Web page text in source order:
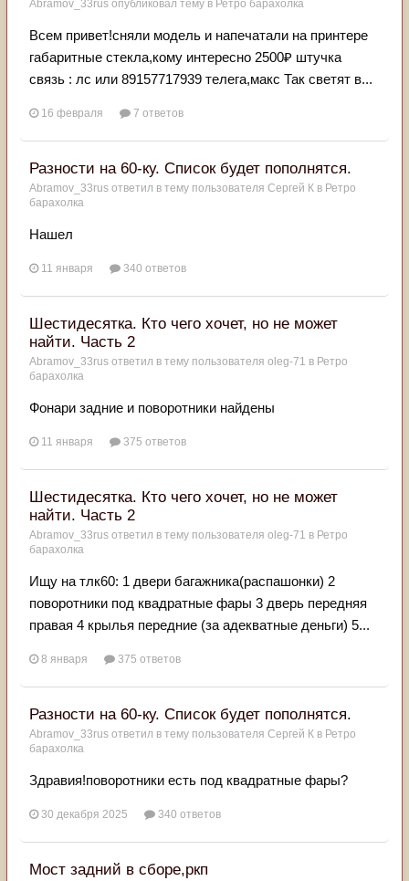
Abramov_33rus опубликовал тему в Ретро барахолка
Всем привет!сняли модель и напечатали на принтере
габаритные стекла,кому интересно 2500₽ штучка
связь : лс или 89157717939 телега,макс Так светят в...
16 февраля 7 ответов
Разности на 60-ку. Список будет пополнятся.
Abramov_33rus ответил в тему пользователя Сергей К в Ретро
барахолка
Нашел
11 января 340 ответов
Шестидесятка. Кто чего хочет, но не может
найти. Часть 2
Abramov_33rus ответил в тему пользователя oleg-71 в Ретро
барахолка
Фонари задние и поворотники найдены
11 января 375 ответов
Шестидесятка. Кто чего хочет, но не может
найти. Часть 2
Abramov_33rus ответил в тему пользователя oleg-71 в Ретро
барахолка
Ищу на тлк60: 1 двери багажника(распашонки) 2
поворотники под квадратные фары 3 дверь передняя
правая 4 крылья передние (за адекватные деньги) 5...
8 января 375 ответов
Разности на 60-ку. Список будет пополнятся.
Abramov_33rus ответил в тему пользователя Сергей К в Ретро
барахолка
Здравия!поворотники есть под квадратные фары?
30 декабря 2025 340 ответов
Мост задний в сборе,ркп